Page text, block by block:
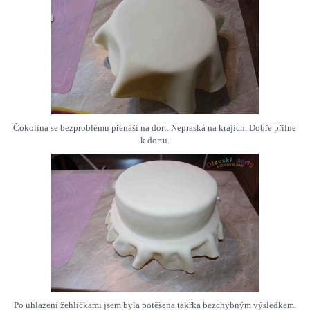
Čokolína se bezproblému přenáší na dort. Nepraská na krajích. Dobře přilne
k dortu.
Po uhlazení žehličkami jsem byla potěšena takřka bezchybným výsledkem.